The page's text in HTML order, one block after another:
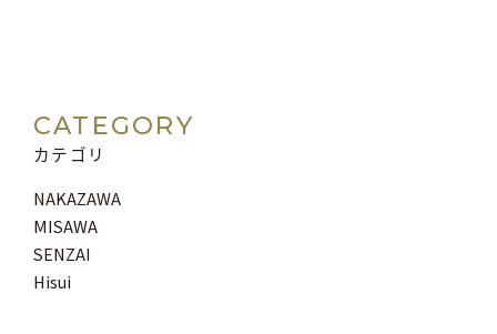
CATEGORY
カテゴリ
NAKAZAWA
MISAWA
SENZAI
Hisui